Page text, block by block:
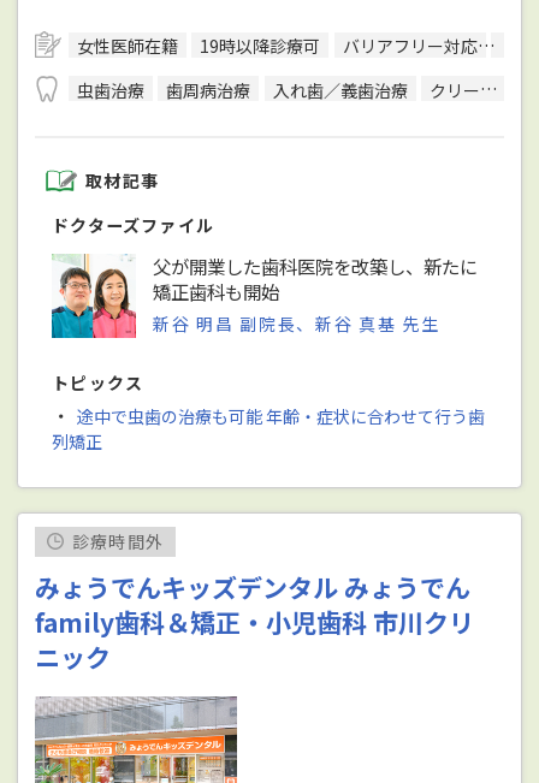
女性医師在籍 19時以降診療可 バリアフリー対応
虫歯治療
歯周病治療 入れ歯／義歯治療 クリーニング
取材記事
ドクターズファイル
父が開業した歯科医院を改築し、新たに
矯正歯科も開始
新谷 明昌 副院長、新谷 真基 先生
トピックス
・ 途中で虫歯の治療も可能 年齢・症状に合わせて行う歯
列矯正
診療時間外
みょうでんキッズデンタル みょうでん
family歯科＆矯正・小児歯科 市川クリ
ニック